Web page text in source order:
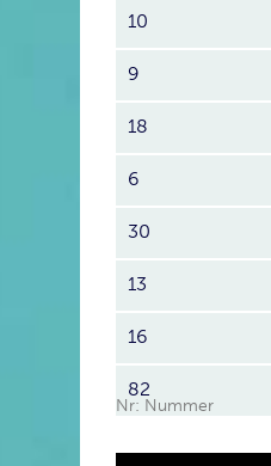
10
9
18
6
30
13
16
82
Nr: Nummer